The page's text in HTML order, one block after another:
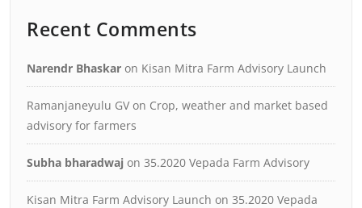
Recent Comments
Narendr Bhaskar on Kisan Mitra Farm Advisory Launch
Ramanjaneyulu GV on Crop, weather and market based
advisory for farmers
Subha bharadwaj on 35.2020 Vepada Farm Advisory
Kisan Mitra Farm Advisory Launch on 35.2020 Vepada